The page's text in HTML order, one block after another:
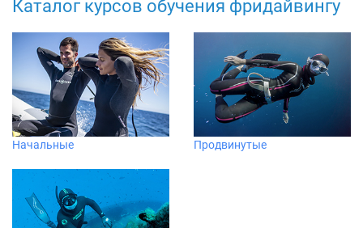
Каталог курсов обучения фридайвингу
Начальные Продвинутые